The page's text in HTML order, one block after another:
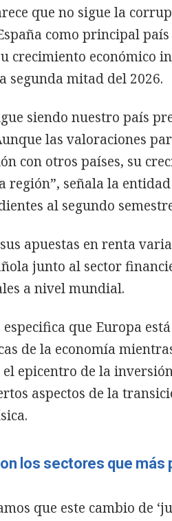
que no sigue la
como principal
crecimiento económico
segunda mitad del 2026.
siendo nuestro país
las valoraciones
con otros países, su
región”, señala la
al segundo
apuestas en renta
junto al sector
a nivel mundial.
especifica que Europa
de la economía
el epicentro de la
aspectos de la
los sectores que más
que este cambio de